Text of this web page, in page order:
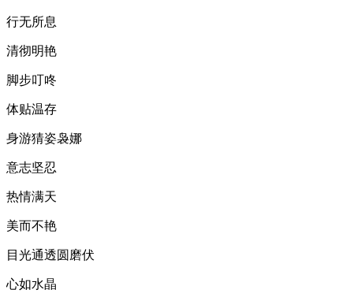
行无所息
清彻明艳
脚步叮咚
体贴温存
身游猜姿袅娜
意志坚忍
热情满天
美而不艳
目光通透圆磨伏
心如水晶